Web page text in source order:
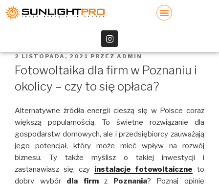
2 LISTOPADA, 2021PRZEZADMIN
Fotowoltaika dla firm w Poznaniu i
okolicy – czy to się opłaca?
Alternatywne źródła energii cieszą się w Polsce coraz
większą popularnością. To świetne rozwiązanie dla
gospodarstw domowych, ale i przedsiębiorcy zauważają
jego potencjał, który może mieć wpływ na rozwój
biznesu. Ty także myślisz o takiej inwestycji i
zastanawiasz się, czy instalacje fotowoltaiczne to
dobry wybór dla firm z Poznania? Poznaj opinię